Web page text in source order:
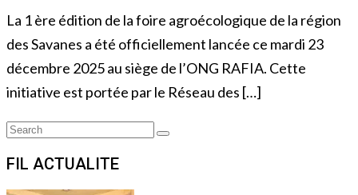
La 1 ère édition de la foire agroécologique de la région
des Savanes a été officiellement lancée ce mardi 23
décembre 2025 au siège de l’ONG RAFIA. Cette
initiative est portée par le Réseau des […]
Search
Search
FIL ACTUALITE